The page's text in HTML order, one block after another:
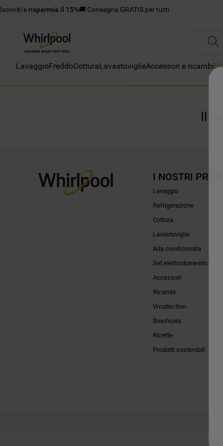
Iscriviti e risparmia il 15%🚚 Consegna GRATIS per tutti
LavaggioFreddoCotturaLavastoviglieAccessori e ricambi
Il
I NOSTRI
Lavaggio
Refrigerazione
Cottura
Lavastoviglie
Aria condizionata
Set elettrodomestici
Accessori
Ricambi
Wcollection
Brochures
Ricette
Prodotti sostenibili